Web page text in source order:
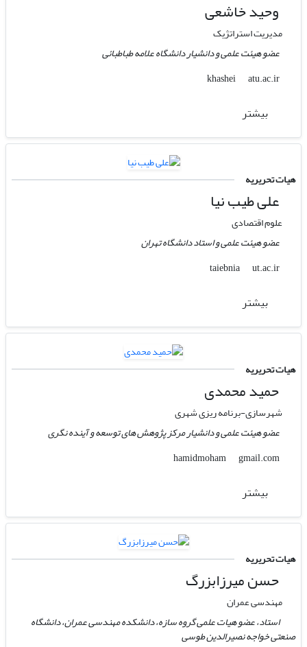
وحید خاشعی
مدیریت استراتژیک
عضو هیئت علمی و دانشیار دانشگاه علامه طباطبائی
khashei
atu.ac.ir
بیشتر
هیات تحریریه
علی طیب نیا
علوم اقتصادی
عضو هیئت علمی و استاد دانشگاه تهران
taiebnia
ut.ac.ir
بیشتر
هیات تحریریه
حمید محمدی
شهرسازی-برنامه ریزی شهری
عضو هیئت علمی و دانشیار مرکز پژوهش های توسعه و آینده نگری
hamidmoham
gmail.com
بیشتر
هیات تحریریه
حسن میرزابزرگ
مهندسی عمران
استاد، عضو ھیات علمی گروه سازه، دانشکده مهندسی عمران، دانشگاه
صنعتی خواجه نصیرالدین طوسی